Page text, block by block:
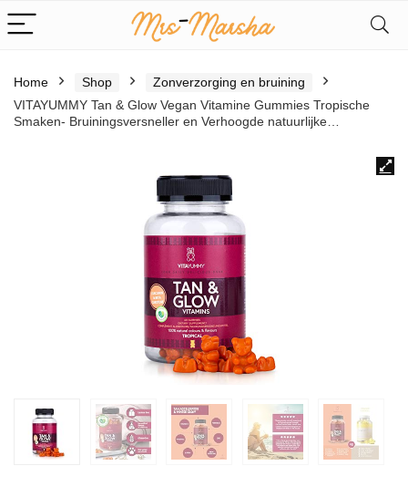
Home Shop
Zonverzorging en bruining
VITAYUMMY Tan & Glow Vegan Vitamine Gummies Tropische
Smaken- Bruiningsversneller en Verhoogde natuurlijke…